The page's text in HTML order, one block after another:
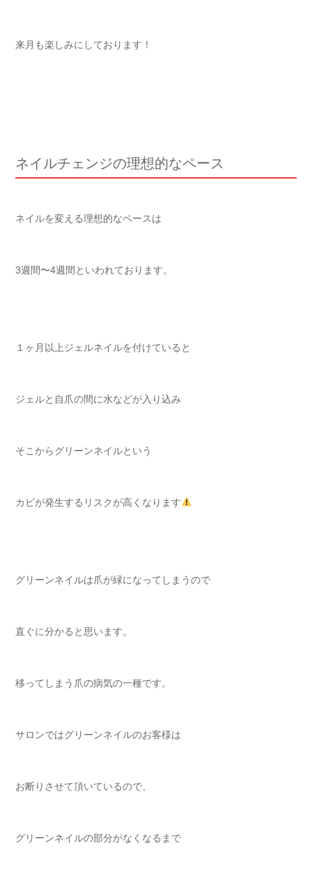
来月も楽しみにしております！
ネイルチェンジの理想的なペース
ネイルを変える理想的なペースは
3週間〜4週間といわれております。
１ヶ月以上ジェルネイルを付けていると
ジェルと自爪の間に水などが入り込み
そこからグリーンネイルという
カビが発生するリスクが高くなります
グリーンネイルは爪が緑になってしまうので
直ぐに分かると思います。
移ってしまう爪の病気の一種です。
サロンではグリーンネイルのお客様は
お断りさせて頂いているので、
グリーンネイルの部分がなくなるまで